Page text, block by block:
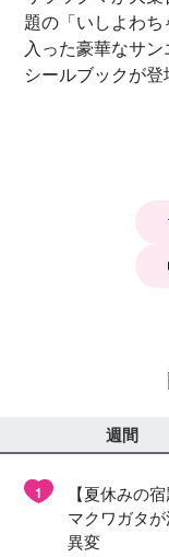
題の「いしよわち
入った豪華なサン
シールブックが登
週間
1
【夏休みの
マクワガタ
異変